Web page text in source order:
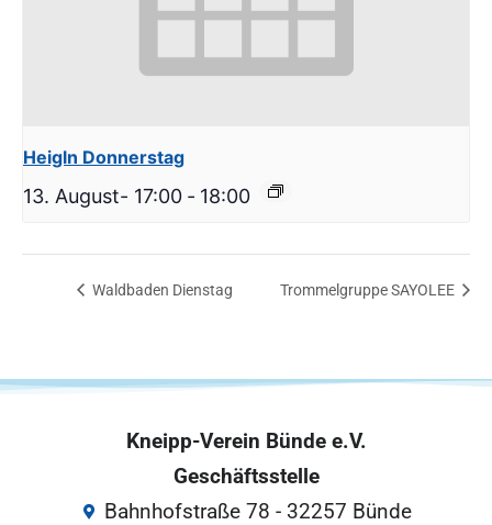
Heigln Donnerstag
13. August- 17:00 - 18:00
Waldbaden Dienstag Trommelgruppe SAYOLEE
Kneipp-Verein Bünde e.V.
Geschäftsstelle
Bahnhofstraße 78 - 32257 Bünde